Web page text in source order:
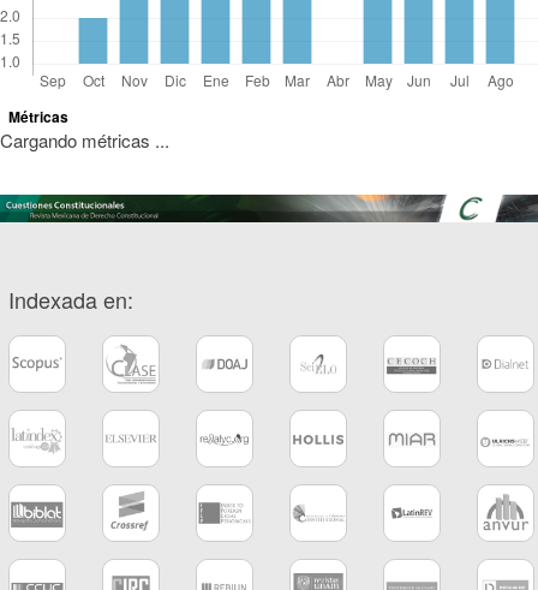
Métricas
Cargando métricas ...
Indexada en: